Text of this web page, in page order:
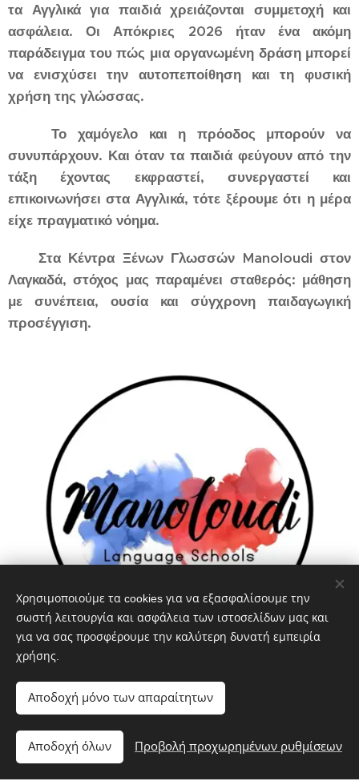
τα Αγγλικά για παιδιά χρειάζονται συμμετοχή και
ασφάλεια. Οι Απόκριες 2026 ήταν ένα ακόμη
παράδειγμα του πώς μια οργανωμένη δράση μπορεί
να ενισχύσει την αυτοπεποίθηση και τη φυσική
χρήση της γλώσσας.
Το χαμόγελο και η πρόοδος μπορούν να
συνυπάρχουν. Και όταν τα παιδιά φεύγουν από την
τάξη έχοντας εκφραστεί, συνεργαστεί και
επικοινωνήσει στα Αγγλικά, τότε ξέρουμε ότι η μέρα
είχε πραγματικό νόημα.
Στα Κέντρα Ξένων Γλωσσών Manoloudi στον
Λαγκαδά, στόχος μας παραμένει σταθερός: μάθηση
με συνέπεια, ουσία και σύγχρονη παιδαγωγική
προσέγγιση.
Χρησιμοποιούμε τα cookies για να εξασφαλίσουμε την
σωστή λειτουργία και ασφάλεια των ιστοσελίδων μας και
για να σας προσφέρουμε την καλύτερη δυνατή εμπειρία
χρήσης.
Αποδοχή μόνο των απαραίτητων
Αποδοχή όλων Προβολή προχωρημένων ρυθμίσεων